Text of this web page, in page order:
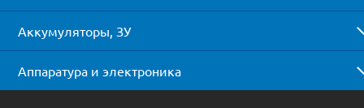
Аккумуляторы, ЗУ
Аппаратура и электроника